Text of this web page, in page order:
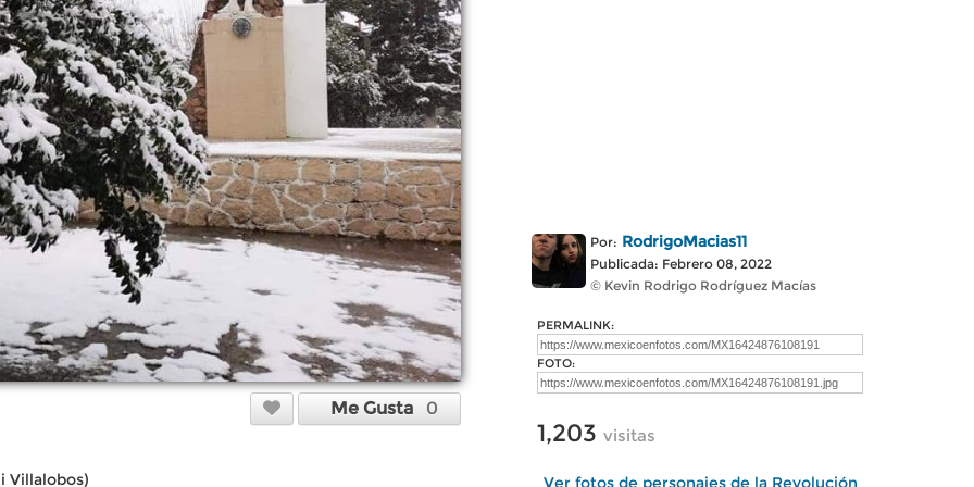
Me Gusta 0
Villalobos)
Por: RodrigoMacias11
Publicada: Febrero 08, 2022
© Kevin Rodrigo Rodríguez Macías
PERMALINK:
FOTO:
1,203 visitas
Ver fotos de personajes de la Revolución